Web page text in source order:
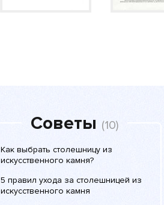
Советы (10)
Как выбрать столешницу из
искусственного камня?
5 правил ухода за столешницей из
искусственного камня